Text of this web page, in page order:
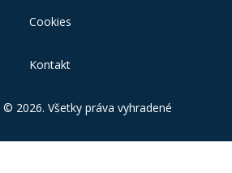
Cookies
Kontakt
© 2026. Všetky práva vyhradené